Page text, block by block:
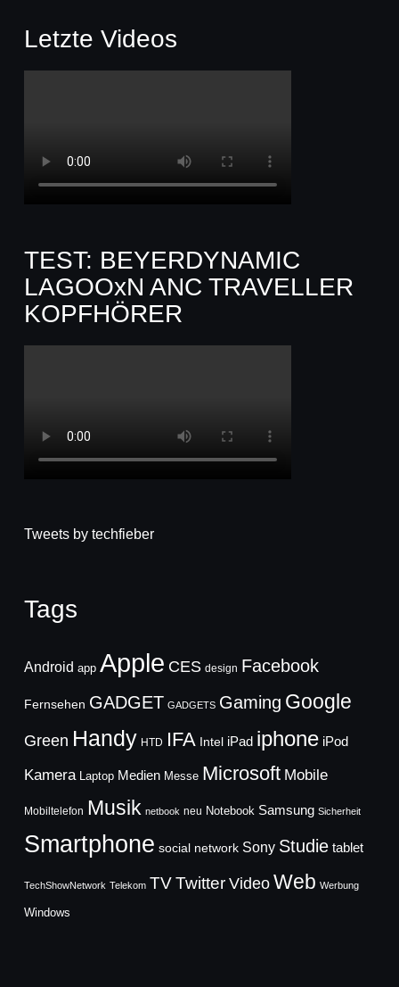
Letzte Videos
TEST: BEYERDYNAMIC
LAGOOxN ANC TRAVELLER
KOPFHÖRER
Tweets by techfieber
Tags
Android app Apple CES design Facebook
Fernsehen GADGET GADGETS Gaming Google
Green Handy HTD IFA Intel iPad iphone iPod
Kamera Laptop Medien Messe Microsoft Mobile
Mobiltelefon Musik netbook neu Notebook Samsung Sicherheit
Smartphone social network Sony Studie tablet
TechShowNetwork Telekom TVTwitter Video Web Werbung
Windows